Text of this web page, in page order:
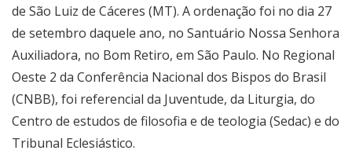
de São Luiz de Cáceres (MT). A ordenação foi no dia 27
de setembro daquele ano, no Santuário Nossa Senhora
Auxiliadora, no Bom Retiro, em São Paulo. No Regional
Oeste 2 da Conferência Nacional dos Bispos do Brasil
(CNBB), foi referencial da Juventude, da Liturgia, do
Centro de estudos de filosofia e de teologia (Sedac) e do
Tribunal Eclesiástico.